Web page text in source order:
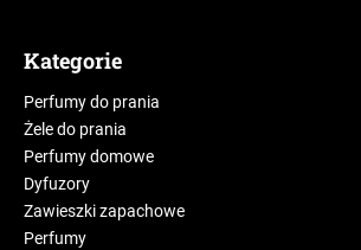
Kategorie
Perfumy do prania
Żele do prania
Perfumy domowe
Dyfuzory
Zawieszki zapachowe
Perfumy